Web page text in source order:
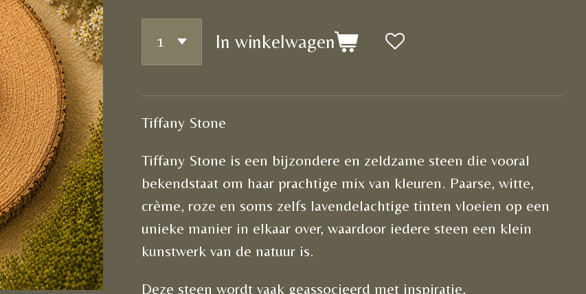
In winkelwagen
Tiffany Stone
Tiffany Stone is een bijzondere en zeldzame steen die vooral
bekendstaat om haar prachtige mix van kleuren. Paarse, witte,
crème, roze en soms zelfs lavendelachtige tinten vloeien op een
unieke manier in elkaar over, waardoor iedere steen een klein
kunstwerk van de natuur is.
Deze steen wordt vaak geassocieerd met inspiratie,